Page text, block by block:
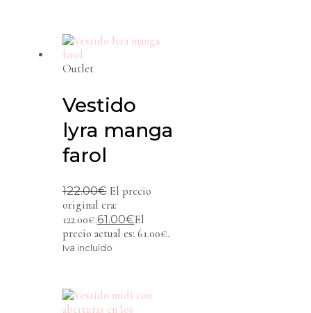
Outlet
Vestido
lyra manga
farol
122.00€ El precio
original era:
122.00€.61.00€El
precio actual es: 61.00€.
Iva incluido